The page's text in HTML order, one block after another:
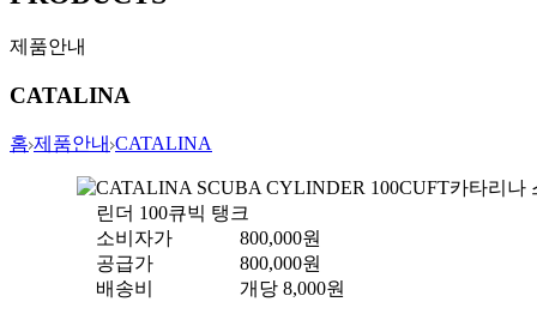
제품안내
CATALINA
홈 제품안내 CATALINA
CATALINA SCUBA CYLINDER 100CUFT카타리나
린더 100큐빅 탱크
소비자가
800,000원
공급가
800,000원
배송비
개당 8,000원